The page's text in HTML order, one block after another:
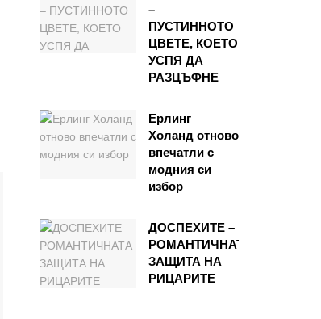
–
ПУСТИННОТО
ЦВЕТЕ, КОЕТО
УСПЯ ДА
РАЗЦЪФНЕ
Ерлинг
Холанд отново
впечатли с
модния си
избор
ДОСПЕХИТЕ –
РОМАНТИЧНАТА
ЗАЩИТА НА
РИЦАРИТЕ